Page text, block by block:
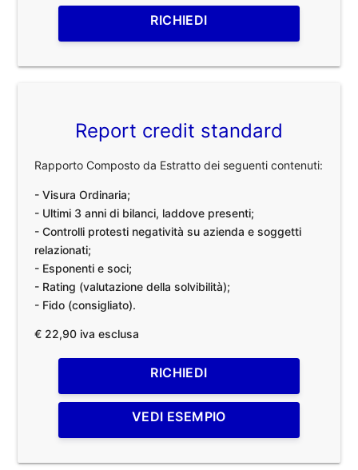
RICHIEDI
Report credit standard
Rapporto Composto da Estratto dei seguenti contenuti:
- Visura Ordinaria;
- Ultimi 3 anni di bilanci, laddove presenti;
- Controlli protesti negatività su azienda e soggetti
relazionati;
- Esponenti e soci;
- Rating (valutazione della solvibilità);
- Fido (consigliato).
€ 22,90 iva esclusa
RICHIEDI
VEDI ESEMPIO